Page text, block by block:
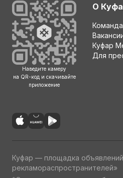
Наведите камеру
на QR-код и скачивайте
приложение
О
Команда
Куфар
Для
Куфар — площадка
рекламораспространителей»